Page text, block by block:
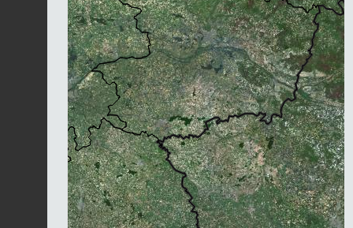
Chargement...